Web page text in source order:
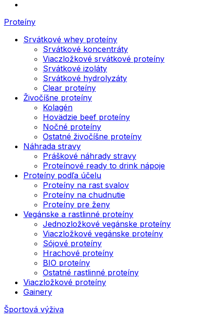
Proteíny
Srvátkové whey proteíny
Srvátkové koncentráty
Viaczložkové srvátkové proteíny
Srvátkové izoláty
Srvátkové hydrolyzáty
Clear proteíny
Živočíšne proteíny
Kolagén
Hovädzie beef proteíny
Nočné proteíny
Ostatné živočíšne proteíny
Náhrada stravy
Práškové náhrady stravy
Proteínové ready to drink nápoje
Proteíny podľa účelu
Proteíny na rast svalov
Proteíny na chudnutie
Proteíny pre ženy
Vegánske a rastlinné proteíny
Jednozložkové vegánske proteíny
Viaczložkové vegánske proteíny
Sójové proteíny
Hrachové proteíny
BIO proteíny
Ostatné rastlinné proteíny
Viaczložkové proteíny
Gainery
Športová výživa